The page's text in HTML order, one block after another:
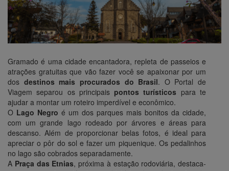
Gramado é uma cidade encantadora, repleta de passeios e
atrações gratuitas que vão fazer você se apaixonar por um
dos destinos mais procurados do Brasil. O Portal de
Viagem separou os principais pontos turísticos para te
ajudar a montar um roteiro imperdível e econômico.
O Lago Negro é um dos parques mais bonitos da cidade,
com um grande lago rodeado por árvores e áreas para
descanso. Além de proporcionar belas fotos, é ideal para
apreciar o pôr do sol e fazer um piquenique. Os pedalinhos
no lago são cobrados separadamente.
A Praça das Etnias, próxima à estação rodoviária, destaca-